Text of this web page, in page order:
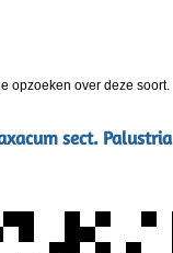
opzoeken over deze soort.
sect. Palustria